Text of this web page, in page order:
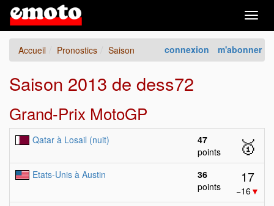
connexion m'abonner
Accueil Pronostics Saison
Saison 2013 de dess72
Grand-Prix MotoGP
Qatar à Losail (nuit)
47
points
🥇
Etats-Unis à Austin
36
points
17
−16▼